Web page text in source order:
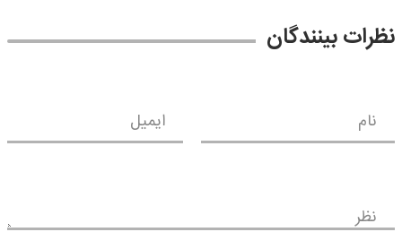
نظرات بینندگان
نام ایمیل
نظر